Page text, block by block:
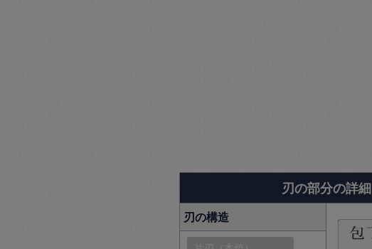
刃の部分の詳細
刃の構造